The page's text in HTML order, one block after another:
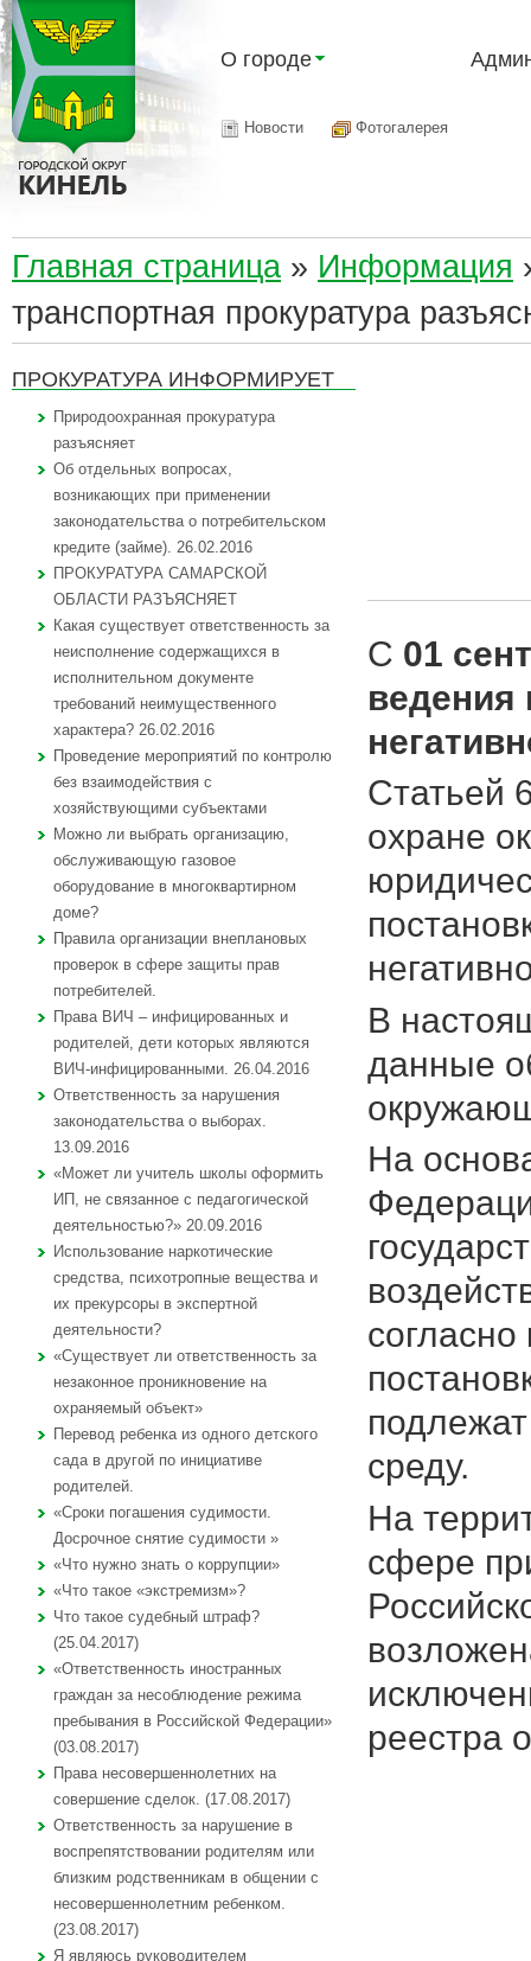
О городе
Новости Фотогалерея
Главная страница » Информация
транспортная прокуратура
ПРОКУРАТУРА ИНФОРМИРУЕТ
Природоохранная прокуратура
разъясняет
Об отдельных вопросах,
возникающих при применении
законодательства о потребительском
кредите (займе). 26.02.2016
ПРОКУРАТУРА САМАРСКОЙ
ОБЛАСТИ РАЗЪЯСНЯЕТ
Какая существует ответственность за
неисполнение содержащихся в
исполнительном документе
требований неимущественного
характера? 26.02.2016
Проведение мероприятий по контролю
без взаимодействия с
хозяйствующими субъектами
Можно ли выбрать организацию,
обслуживающую газовое
оборудование в многоквартирном
доме?
Правила организации внеплановых
проверок в сфере защиты прав
потребителей.
Права ВИЧ – инфицированных и
родителей, дети которых являются
ВИЧ-инфицированными. 26.04.2016
Ответственность за нарушения
законодательства о выборах.
13.09.2016
«Может ли учитель школы оформить
ИП, не связанное с педагогической
деятельностью?» 20.09.2016
Использование наркотические
средства, психотропные вещества и
их прекурсоры в экспертной
деятельности?
«Существует ли ответственность за
незаконное проникновение на
охраняемый объект»
Перевод ребенка из одного детского
сада в другой по инициативе
родителей.
«Сроки погашения судимости.
Досрочное снятие судимости »
«Что нужно знать о коррупции»
«Что такое «экстремизм»?
Что такое судебный штраф?
(25.04.2017)
«Ответственность иностранных
граждан за несоблюдение режима
пребывания в Российской Федерации»
(03.08.2017)
Права несовершеннолетних на
совершение сделок. (17.08.2017)
Ответственность за нарушение в
воспрепятствовании родителям или
близким родственникам в общении с
несовершеннолетним ребенком.
(23.08.2017)
Я являюсь руководителем
С 01
ведения
Статьей
охране
В
данные
На
среду.
На
сфере
реестра